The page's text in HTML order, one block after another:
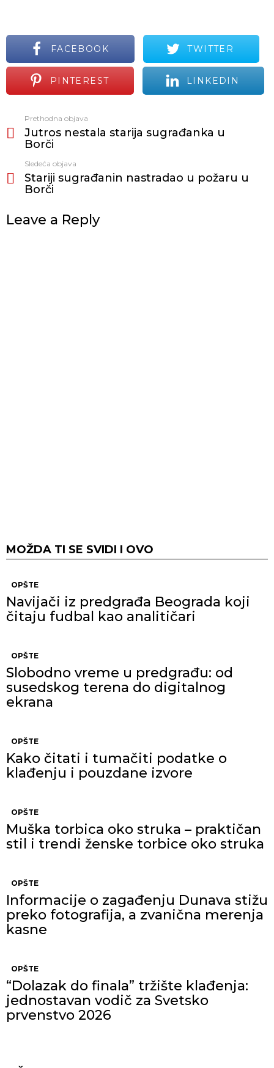
FACEBOOK TWITTER
PINTEREST LINKEDIN
još
Prethodna objava
Jutros nestala starija sugrađanka u
Borči
Sledeća objava
Stariji sugrađanin nastradao u požaru u
Borči
Leave a Reply
MOŽDA TI SE SVIDI I OVO
OPŠTE
Navijači iz predgrađa Beograda koji
čitaju fudbal kao analitičari
OPŠTE
Slobodno vreme u predgrađu: od
susedskog terena do digitalnog
ekrana
OPŠTE
Kako čitati i tumačiti podatke o
klađenju i pouzdane izvore
OPŠTE
Muška torbica oko struka – praktičan
stil i trendi ženske torbice oko struka
OPŠTE
Informacije o zagađenju Dunava stižu
preko fotografija, a zvanična merenja
kasne
OPŠTE
“Dolazak do finala” tržište klađenja:
jednostavan vodič za Svetsko
prvenstvo 2026